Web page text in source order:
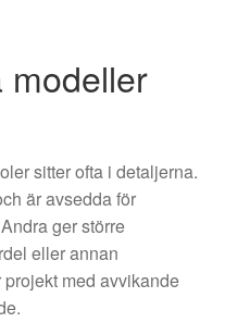
modeller
sitter ofta i detaljerna.
är avsedda för
ger större
eller annan
med avvikande